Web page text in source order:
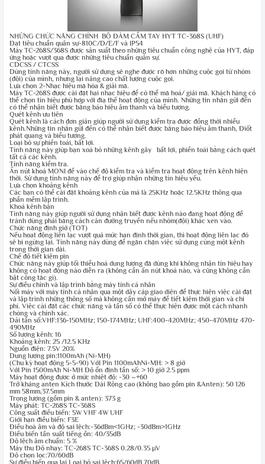
NHỮNG CHỨC NĂNG CHÍNH BỘ ĐÀM CẦM TAY HYT TC-368S (UHF)
Đạt tiêu chuẩn quân sự-810C/D/E/F và IP54
Máy TC-268S/368S được sản suất theo những tiêu chuẩn công nghệ của HYT, đáp
ứng hoặc vượt qua được những tiêu chuẩn quân sự.
CDCSS / CTCSS
Dùng tính năng này, người sử dụng sẽ nghe được rõ hơn những cuộc gọi từ nhóm
(đội) của mình, nhưng lại nâng cao chất lượng cuộc gọi.
Lựa chọn 2-Nhạc hiệu mã hóa & giải mã.
Máy TC-268S được cài đặt hai nhạc hiệu để có thể mã hoá/ giải mã. Khách hàng có
thể chọn tín hiệu phù hợp với điạ thế hoạt động của mình. Những tin nhắn gửi đến
có thể nhận biết được bằng báo hiệu âm thanh và biểu tượng.
Quét kênh ưu tiên
Quét kênh là cách đơn giản giúp người sử dụng kiểm tra được đồng thời nhiều
kênh.Những tin nhắn gửi đến có thể nhận biết được bằng báo hiệu âm thanh, Điốt
phát quang và biểu tượng.
Loại bỏ sự phiền toái, bất lợi.
Tính năng này giúp bạn xoá bỏ những kênh gây bất lợi, phiền toái bằng cách quét
tất cả các kênh.
Tính năng kiểm tra.
Ấn nút khoá MONI để vào chế độ kiểm tra và kiểm tra hoạt động trên kênh hiện
thời. Sử dụng tính năng này để trợ giúp nhận những tín hiệu yếu.
Lựa chọn khoảng kênh
Các bạn có thể cài đặt khoảng kênh của má là 25KHz hoặc 12.5KHz thông qua
phần mềm lập trình.
Khoá kênh bận
Tính năng này giúp người sử dụng nhận biết được kênh nào đang hoạt động để
tránh dùng phải bằng cách cản đường truyền nếu nhóm(đội) khác xen vào.
Chức năng định giờ (TOT)
Nếu hoạt động liên lạc vượt quá mức hạn định thời gian, thì hoạt động liên lạc đó
sẽ bị ngừng lại. Tính năng này dùng để ngăn chặn việc sử dụng cùng một kênh
trong thời gian dài.
Chế độ tiết kiệm pin
Chức năng này giúp tối thiểu hoá dung lượng đã dùng khi không nhận tín hiệu hay
không có hoạt động nào diễn ra (không cần ấn nút khoá nào, và cũng không cần
bật công tắc gì).
Sự điều chỉnh và lập trình bằng máy tính cá nhân
Nối máy với máy tính cá nhân qua một dây cáp giao diện để thực hiện việc cài đặt
và lập trình những thông số mà không cần mở máy để tiết kiệm thời gian và chi
phí. Việc cài đặt các chức năng và tần số có thể thực hiện được một cách nhanh
chóng và chính xác.
Dải tần số:VHF:136-150MHz; 150-174MHz; UHF:400-420MHz; 450-470MHz 470-
490MHz
Số lượng kênh: 16
Khoảng kênh: 25 /12.5 KHz
Nguồn điện: 7.5V 20%
Dung lượng pin:1100mAh (Ni-MH)
(Chu kỳ hoạt động 5-5-90) VớI Pin 1100mAhNi-MH: > 8 giờ
VớI Pin 1500mAh Ni-MH Độ ổn định tần số: > 10 giờ 2.5 ppm
Máy hoạt động đựơc ở mức nhiệt độ: -30 ~+60
Trở kháng anten Kích thước Dài Rộng cao (không bao gồm pin &Anten): 50 126
mm 58mm,37.5mm
Trọng lượng (gồm pin & anten): 373 g
Máy phát: TC-268S TC-368S
Công suất điều biến: 5W VHF 4W UHF
Giới hạn điều biến: F3E
Điều hoà âm và độ sai lệch:-36dBm<1GHz; -30dBm>1GHz
Điều biến tần suất tiếng ồn: 40/35dB
Độ lệch âm chuẩn: 5 %
Máy thu Độ nhạy: TC-268S TC-368S 0.28/0.35 µV
Độ chọn lọc:70/60dB
Sự điều biến qua lại Loại bỏ sai lệch:65/60dB 70dB